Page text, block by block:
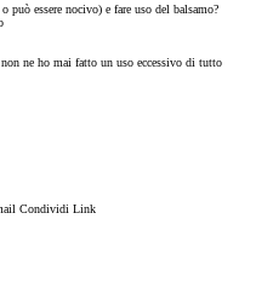
può essere nocivo) e fare uso del balsamo?
ne ho mai fatto un uso eccessivo di tutto
Condividi Link